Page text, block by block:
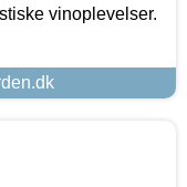
vinoplevelser.